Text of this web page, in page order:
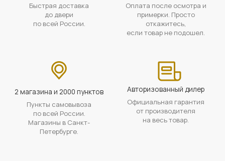
Быстрая доставка
до двери
по всей России.
Оплата после осмотра и
примерки. Просто
откажитесь,
если товар не подошел.
2 магазина и 2000 пунктов
Пункты самовывоза
по всей России.
Магазины в Санкт-
Петербурге.
Авторизованный дилер
Официальная гарантия
от производителя
на весь товар.